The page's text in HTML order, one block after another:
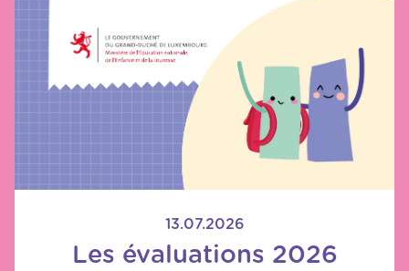
13.07.2026
Les évaluations 2026